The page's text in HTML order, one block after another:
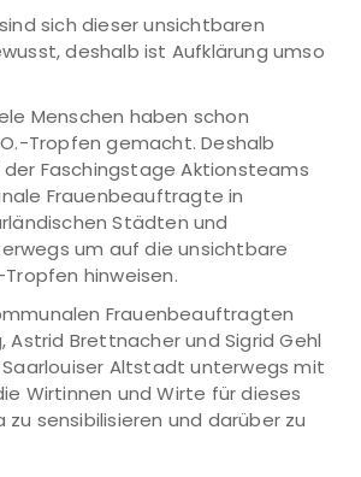
sich dieser unsichtbaren
deshalb ist Aufklärung umso
Menschen haben schon
Tropfen gemacht. Deshalb
Faschingstage Aktionsteams
Frauenbeauftragte in
Städten und
um auf die unsichtbare
hinweisen.
Frauenbeauftragten
Astrid Brettnacher und Sigrid Gehl
Altstadt unterwegs mit
Wirtinnen und Wirte für dieses
sensibilisieren und darüber zu